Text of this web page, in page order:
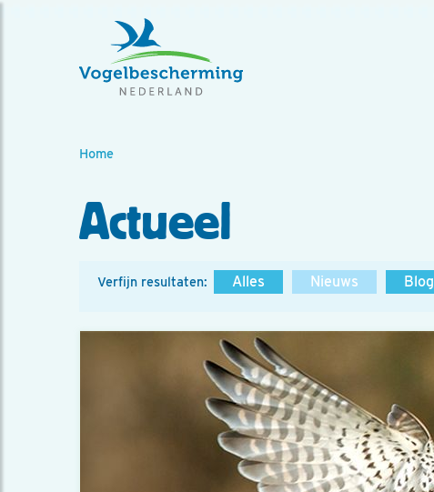
Home
Actueel
Verfijn resultaten: Alles Nieuws Blog